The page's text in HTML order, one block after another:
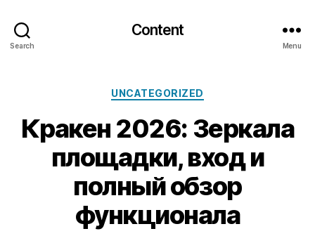
Search
Content
Menu
Categories
UNCATEGORIZED
Кракен 2026: Зеркала
площадки, вход и
полный обзор
функционала